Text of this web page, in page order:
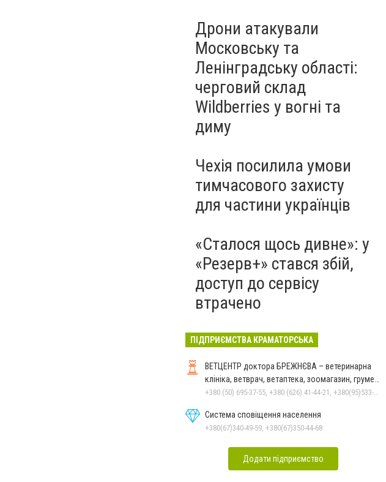
Дрони атакували
Московську та
Ленінградську області:
черговий склад
Wildberries у вогні та
диму
Чехія посилила умови
тимчасового захисту
для частини українців
«Сталося щось дивне»: у
«Резерв+» стався збій,
доступ до сервісу
втрачено
ПІДПРИЄМСТВА КРАМАТОРСЬКА
ВЕТЦЕНТР доктора БРЕЖНЄВА – ветеринарна
клініка, ветврач, ветаптека, зоомагазин, грумер,
стрижки.
+380 (50) 695-37-55, +380 (626) 41-44-21, +380(95)533-90-03
Система сповіщення населення
+380(67)340-49-59, +380(67)350-44-68
Додати підприємство